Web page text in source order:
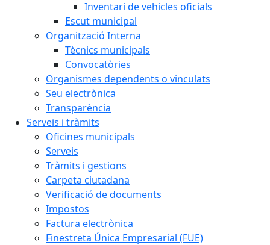
Inventari de vehicles oficials
Escut municipal
Organització Interna
Tècnics municipals
Convocatòries
Organismes dependents o vinculats
Seu electrònica
Transparència
Serveis i tràmits
Oficines municipals
Serveis
Tràmits i gestions
Carpeta ciutadana
Verificació de documents
Impostos
Factura electrònica
Finestreta Única Empresarial (FUE)